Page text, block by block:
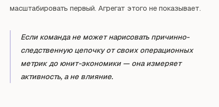
масштабировать первый. Агрегат этого не показывает.
Если команда не может нарисовать причинно-
следственную цепочку от своих операционных
метрик до юнит-экономики — она измеряет
активность, а не влияние.